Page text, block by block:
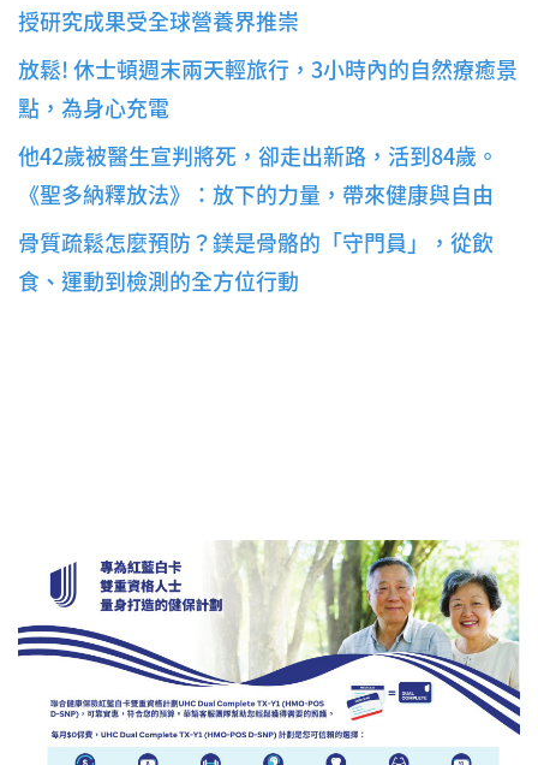
授研究成果受全球營養界推崇
放鬆! 休士頓週末兩天輕旅行，3小時內的自然療癒景
點，為身心充電
他42歲被醫生宣判將死，卻走出新路，活到84歲。
《聖多納釋放法》：放下的力量，帶來健康與自由
骨質疏鬆怎麼預防？鎂是骨骼的「守門員」，從飲
食、運動到檢測的全方位行動